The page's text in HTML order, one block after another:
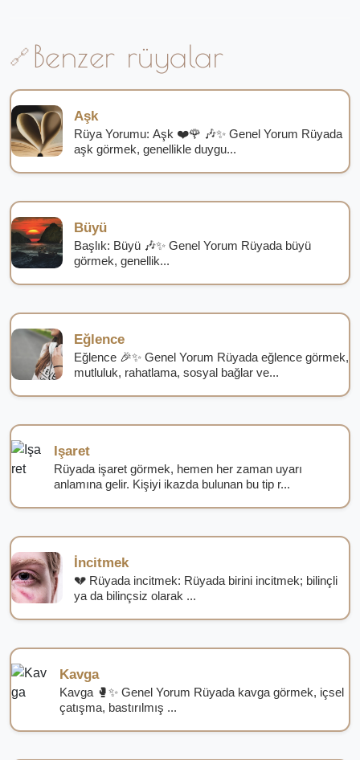
Benzer rüyalar
Aşk
Rüya Yorumu: Aşk ❤️🌹 🎶✨ Genel Yorum Rüyada
aşk görmek, genellikle duygu...
Büyü
Başlık: Büyü 🎶✨ Genel Yorum Rüyada büyü
görmek, genellik...
Eğlence
Eğlence 🎉✨ Genel Yorum Rüyada eğlence görmek,
mutluluk, rahatlama, sosyal bağlar ve...
Işaret
Rüyada işaret görmek, hemen her zaman uyarı
anlamına gelir. Kişiyi ikazda bulunan bu tip r...
İncitmek
💔 Rüyada incitmek: Rüyada birini incitmek; bilinçli
ya da bilinçsiz olarak ...
Kavga
Kavga 🥊✨ Genel Yorum Rüyada kavga görmek, içsel
çatışma, bastırılmış ...